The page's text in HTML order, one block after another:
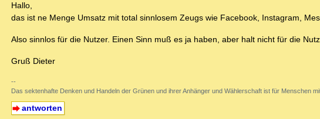
Hallo,
das ist ne Menge Umsatz mit total sinnlosem Zeugs wie Facebook, Instagram,
Also sinnlos für die Nutzer. Einen Sinn muß es ja haben, aber halt nicht für die
Gruß Dieter
--
Das sektenhafte Denken und Handeln der Grünen und ihrer Anhänger und Wählerschaft ist für Menschen
antworten